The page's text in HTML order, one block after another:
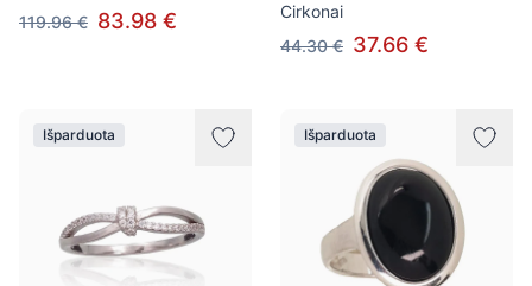
119.96 € 83.98 €
Cirkonai
44.30 € 37.66 €
Išparduota Išparduota